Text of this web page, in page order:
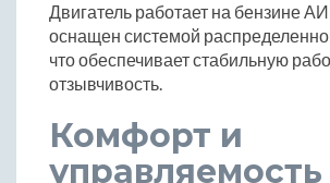
Двигатель работает на бензине
оснащен системой
что обеспечивает стабильную
отзывчивость.
Комфорт и
управляемость